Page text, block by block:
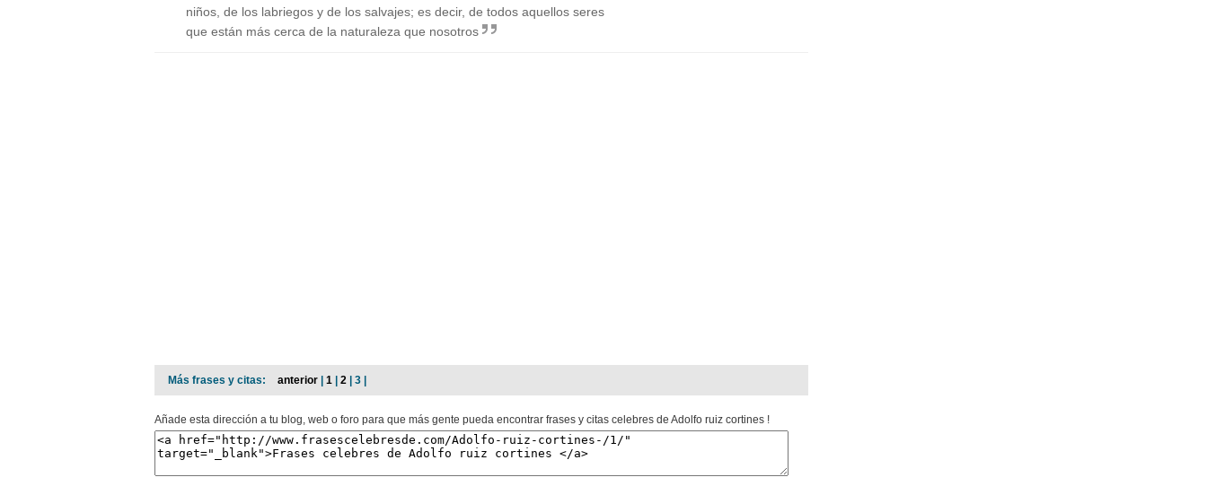
niños, de los labriegos y de los salvajes; es decir, de todos aquellos seres
que están más cerca de la naturaleza que nosotros
Más frases y citas: anterior 1 2 | 3 |
Añade esta dirección a tu blog, web o foro para que más gente pueda encontrar frases y citas celebres de Adolfo ruiz cortines !